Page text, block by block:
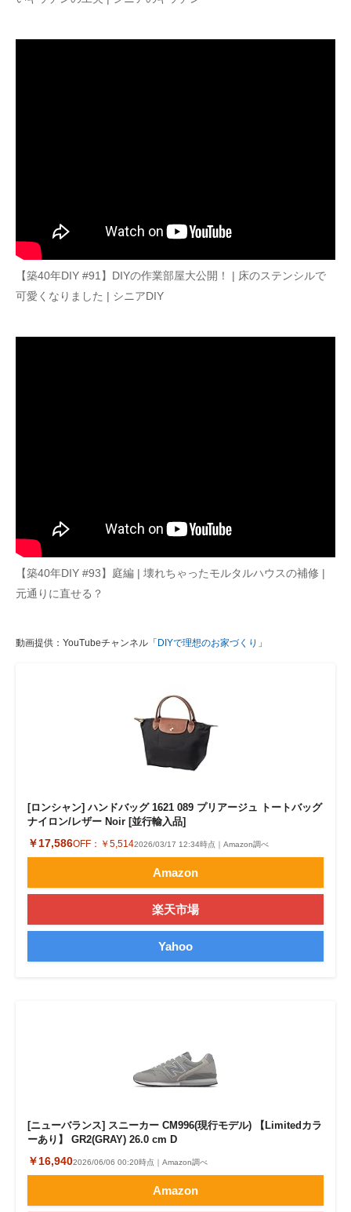
【築40年DIY #91】DIYの作業部屋大公開！ | 床のステンシルで
可愛くなりました | シニアDIY
【築40年DIY #93】庭編 | 壊れちゃったモルタルハウスの補修 |
元通りに直せる？
動画提供：YouTubeチャンネル「 DIYで理想のお家づくり 」
[ロンシャン] ハンドバッグ 1621 089 プリアージュ トートバッグ
ナイロン/レザー Noir [並行輸入品]
￥17,586OFF： ￥5,5142026/03/17 12:34時点｜Amazon調べ
Amazon
楽天市場
Yahoo
[ニューバランス] スニーカー CM996(現行モデル) 【Limitedカラ
ーあり】 GR2(GRAY) 26.0 cm D
￥16,9402026/06/06 00:20時点｜Amazon調べ
Amazon